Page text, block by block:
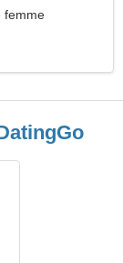
femme